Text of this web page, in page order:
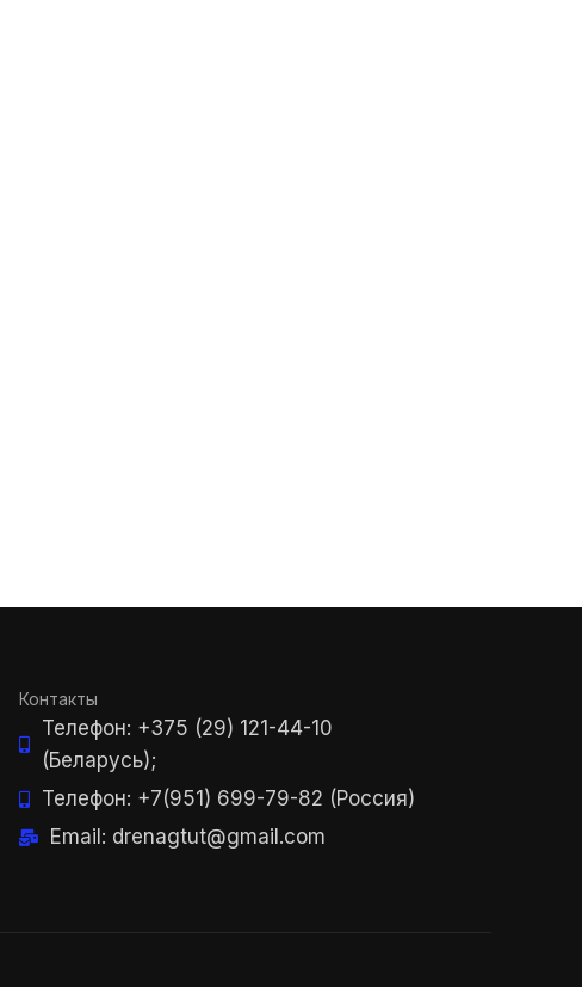
Контакты
Телефон: +375 (29) 121-44-10
(Беларусь);
Телефон: +7(951) 699-79-82 (Россия)
Email: drenagtut@gmail.com